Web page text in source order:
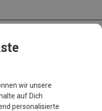
wir unsere
auf Dich
personalisierte